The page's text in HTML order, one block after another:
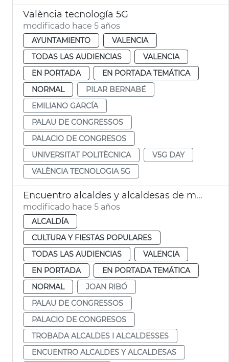
València tecnología 5G
modificado hace 5 años
AYUNTAMIENTO
VALENCIA
TODAS LAS AUDIENCIAS
VALENCIA
EN PORTADA
EN PORTADA TEMÁTICA
NORMAL
PILAR BERNABÉ
EMILIANO GARCÍA
PALAU DE CONGRESSOS
PALACIO DE CONGRESOS
UNIVERSITAT POLITÈCNICA
V5G DAY
VALÈNCIA TECNOLOGIA 5G
Encuentro alcaldes y alcaldesas de municipios falleros
modificado hace 5 años
ALCALDÍA
CULTURA Y FIESTAS POPULARES
TODAS LAS AUDIENCIAS
VALENCIA
EN PORTADA
EN PORTADA TEMÁTICA
NORMAL
JOAN RIBÓ
PALAU DE CONGRESSOS
PALACIO DE CONGRESOS
TROBADA ALCALDES I ALCALDESSES
ENCUENTRO ALCALDES Y ALCALDESAS